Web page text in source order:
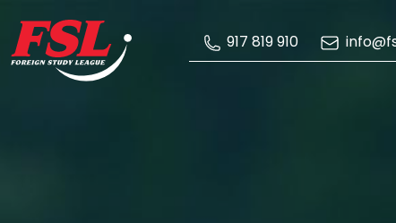
Skip to Main Content
917 819 910